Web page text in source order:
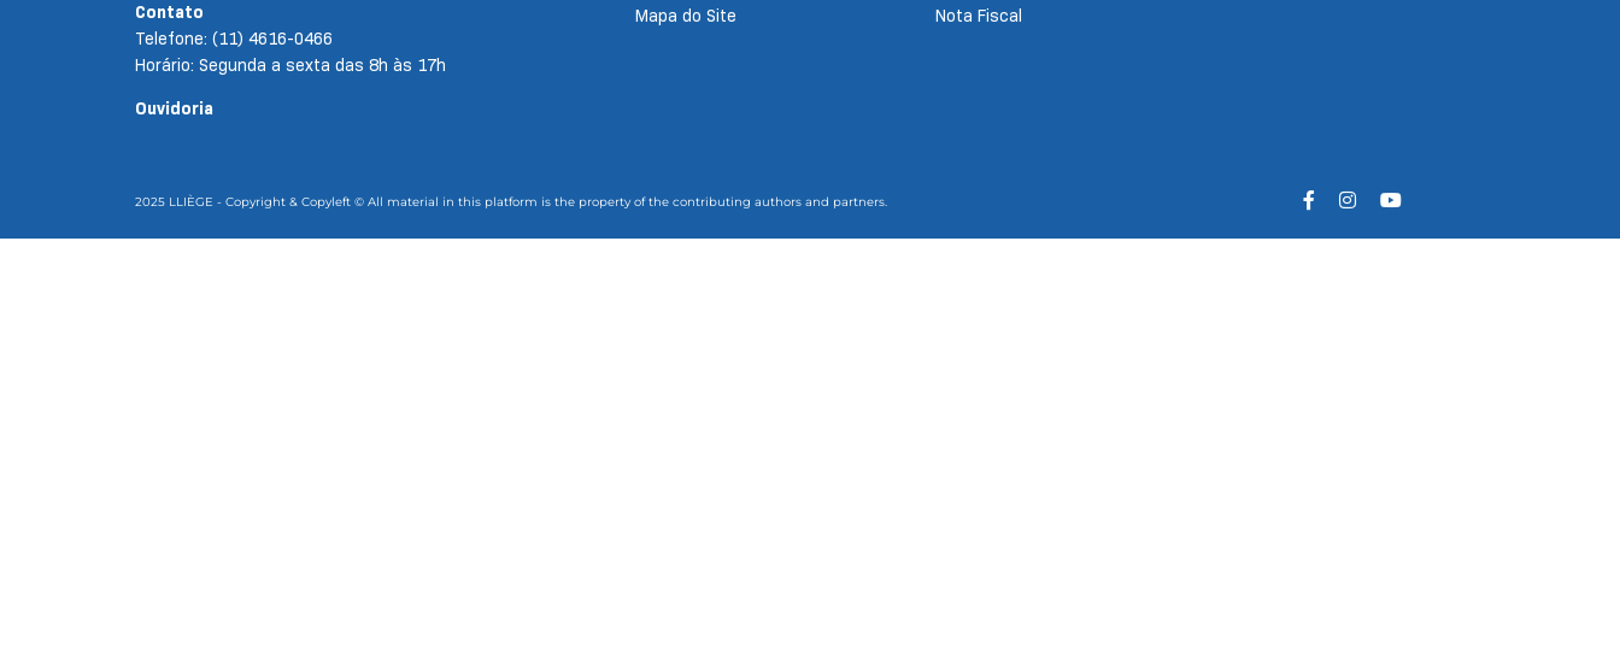
Contato
Telefone: (11) 4616-0466
Horário: Segunda a sexta das 8h às 17h
Ouvidoria
Mapa do Site
Nota Fiscal
2025 LLIÈGE - Copyright & Copyleft © All material in this platform is the property of the contributing authors and partners.